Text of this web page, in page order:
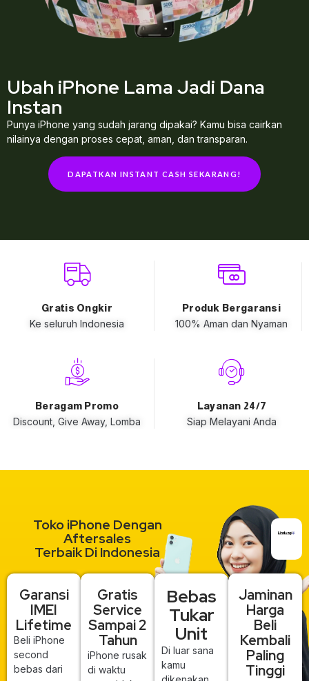
Ubah iPhone Lama Jadi Dana
Instan
Punya iPhone yang sudah jarang dipakai? Kamu bisa cairkan
nilainya dengan proses cepat, aman, dan transparan.
DAPATKAN INSTANT CASH SEKARANG!
Gratis Ongkir
Ke seluruh Indonesia
Produk Bergaransi
100% Aman dan Nyaman
Beragam Promo
Discount, Give Away, Lomba
Layanan 24/7
Siap Melayani Anda
Toko iPhone Dengan
Aftersales
Terbaik Di Indonesia
Garansi
IMEI
Lifetime
Beli iPhone
second
bebas dari
Gratis
Service
Sampai 2
Tahun
iPhone rusak
di waktu
Bebas
Tukar
Unit
Di luar sana
kamu
Jaminan
Harga
Beli
Kembali
Paling
Tinggi